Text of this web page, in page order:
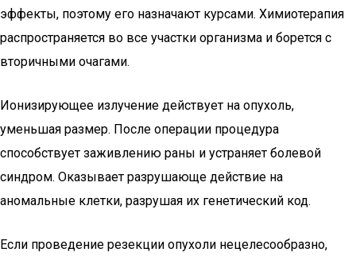
эффекты, поэтому его назначают курсами. Химиотерапия
распространяется во все участки организма и борется с
вторичными очагами.
Ионизирующее излучение действует на опухоль,
уменьшая размер. После операции процедура
способствует заживлению раны и устраняет болевой
синдром. Оказывает разрушающе действие на
аномальные клетки, разрушая их генетический код.
Если проведение резекции опухоли нецелесообразно,